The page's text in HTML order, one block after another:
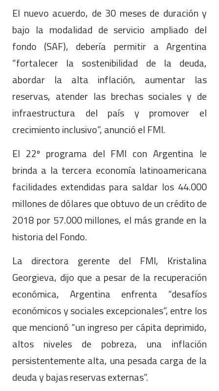
El nuevo acuerdo, de 30 meses de duración y
bajo la modalidad de servicio ampliado del
fondo (SAF), debería permitir a Argentina
“fortalecer la sostenibilidad de la deuda,
abordar la alta inflación, aumentar las
reservas, atender las brechas sociales y de
infraestructura del país y promover el
crecimiento inclusivo”, anunció el FMI.
El 22º programa del FMI con Argentina le
brinda a la tercera economía latinoamericana
facilidades extendidas para saldar los 44.000
millones de dólares que obtuvo de un crédito de
2018 por 57.000 millones, el más grande en la
historia del Fondo.
La directora gerente del FMI, Kristalina
Georgieva, dijo que a pesar de la recuperación
económica, Argentina enfrenta “desafíos
económicos y sociales excepcionales”, entre los
que mencionó “un ingreso per cápita deprimido,
altos niveles de pobreza, una inflación
persistentemente alta, una pesada carga de la
deuda y bajas reservas externas”.